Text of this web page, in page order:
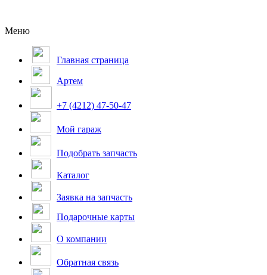
Меню
Главная страница
Артем
+7 (4212) 47-50-47
Мой гараж
Подобрать запчасть
Каталог
Заявка на запчасть
Подарочные карты
О компании
Обратная связь